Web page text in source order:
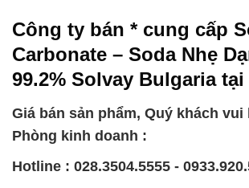
Công ty bán * cung cấp
Carbonate – Soda Nhẹ
99.2% Solvay Bulgaria
Giá bán sản phẩm, Quý khách vui
Phòng kinh doanh :
Hotline : 028.3504.5555 -